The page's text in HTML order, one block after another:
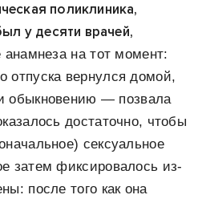
поликлиника,
у десяти врачей,
на тот момент:
отпуска вернулся домой,
обыкновению — позвала
достаточно, чтобы
сексуальное
затем фиксировалось из-
после того как она